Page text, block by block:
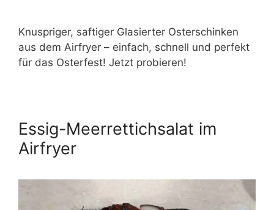
Knuspriger, saftiger Glasierter Osterschinken
aus dem Airfryer – einfach, schnell und perfekt
für das Osterfest! Jetzt probieren!
Essig-Meerrettichsalat im
Airfryer